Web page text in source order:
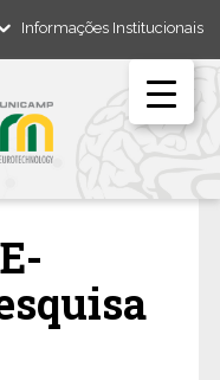
Informações Institucionais